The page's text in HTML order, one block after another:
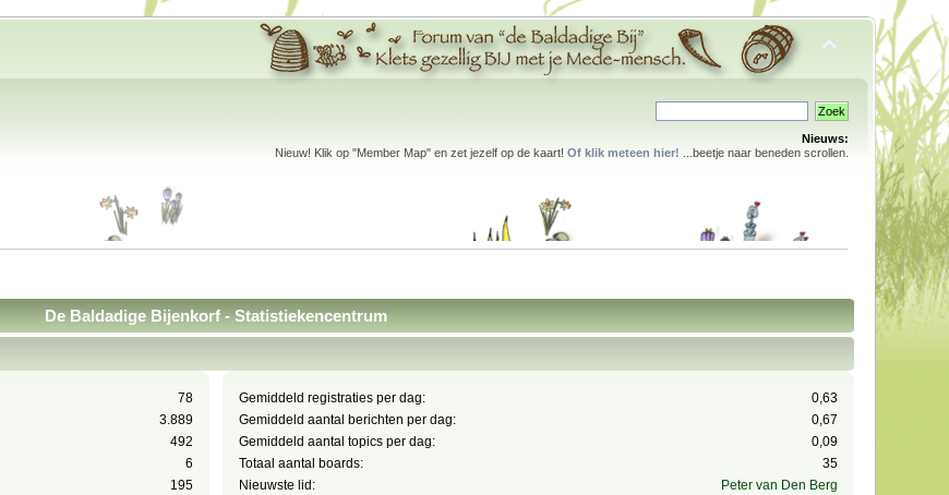
Nieuws:
Nieuw! Klik op "Member Map" en zet jezelf op de kaart! Of klik meteen hier! ...beetje naar beneden scrollen.
De Baldadige Bijenkorf - Statistiekencentrum
78
3.889
492
6
195
Gemiddeld registraties per dag:
0,63
Gemiddeld aantal berichten per dag:
0,67
Gemiddeld aantal topics per dag:
0,09
Totaal aantal boards:
35
Nieuwste lid:
Peter van Den Berg